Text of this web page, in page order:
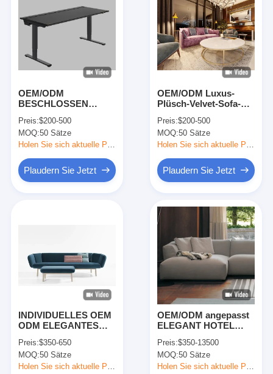
Zu Hause
Produkte
Über uns
Werksbesichtigung
Rechtssachen
Fragen und Antworten
Plaudern Sie Jetzt
OEM/ODM
BESCHLOSSEN
Rahmen Schreibtisch,
Rundtisch, Esstisch,
Made in China für
Apartment Projekt
Preis:$200-500
MOQ:50 Sätze
Plaudern Sie Jetzt
OEM/ODM Luxus-
Plüsch-Velvet-Sofa-
Holz/Plyholz-Rahmen
für
Hotel/Villa/Resort/
Preis:$200-500
MOQ:50 Sätze
Plaudern Sie Jetzt
INDIVIDUELLES OEM
ODM ELEGANTES
BARHOCKER SET, 1
JAHR GARANTIE FÜR
HOTEL RESTAURANT
Preis:$350-650
MOQ:50 Sätze
Holen Sie sich aktuelle Preis
OEM/ODM angepasst
ELEGANT HOTEL
SEKTIONALEN
SOCHEN Möbel
Sammlung SETTE
Preis:$350-13500
MOQ:50 Sätze
Holen Sie sich aktuelle Preis